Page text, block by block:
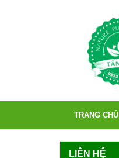
TRANG CHỦ
LIÊN HỆ